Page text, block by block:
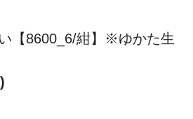
【8600_6/紺】※ゆかた生